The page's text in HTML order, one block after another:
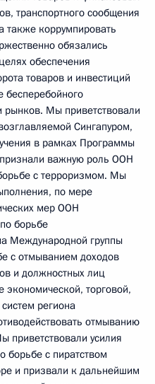
транспортного сообщения
также коррумпировать
обязались
обеспечения
товаров и инвестиций
Мы приветствовали
Сингапуром,
в рамках Программы
важную роль ООН
с терроризмом. Мы
по мере
мер ООН
борьбе
Международной группы
с отмыванием доходов
и должностных лиц
экономической, торговой,
региона
отмыванию
приветствовали усилия
борьбе с пиратством
и призвали к дальнейшим